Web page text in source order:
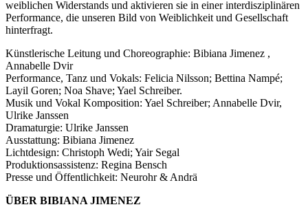
weiblichen Widerstands und aktivieren sie in einer interdisziplinären
Performance, die unseren Bild von Weiblichkeit und Gesellschaft
hinterfragt.
Künstlerische Leitung und Choreographie: Bibiana Jimenez ,
Annabelle Dvir
Performance, Tanz und Vokals: Felicia Nilsson; Bettina Nampé;
Layil Goren; Noa Shave; Yael Schreiber.
Musik und Vokal Komposition: Yael Schreiber; Annabelle Dvir,
Ulrike Janssen
Dramaturgie: Ulrike Janssen
Ausstattung: Bibiana Jimenez
Lichtdesign: Christoph Wedi; Yair Segal
Produktionsassistenz: Regina Bensch
Presse und Öffentlichkeit: Neurohr & Andrä
ÜBER BIBIANA JIMENEZ